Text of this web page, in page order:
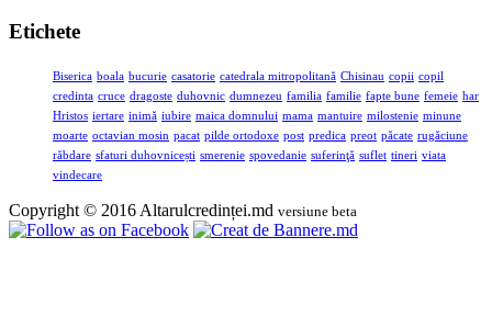
Etichete
Biserica boala bucurie casatorie catedrala mitropolitană Chisinau copii copil
credinta cruce dragoste duhovnic dumnezeu familia familie fapte bune femeie har
Hristos iertare inimă iubire maica domnului mama mantuire milostenie minune
moarte octavian mosin pacat pilde ortodoxe post predica preot păcate rugăciune
răbdare sfaturi duhovnicești smerenie spovedanie suferinţă suflet tineri viata
vindecare
Copyright © 2016 Altarulcredinței.md versiune beta